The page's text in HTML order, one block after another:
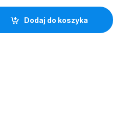
70x42.3 (100) 21 etykiet na stronie
Dodaj do koszyka